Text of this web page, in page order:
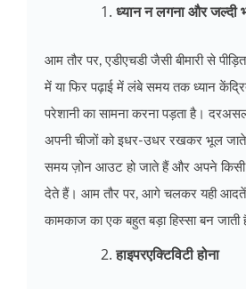
ध्यान न लगना और जल्दी
आम तौर पर, एडीएचडी जैसी बीमारी से
में या फिर पढ़ाई में लंबे समय तक ध्यान
परेशानी का सामना करना पड़ता है।
अपनी चीजों को इधर-उधर रखकर भूल जाते
समय ज़ोन आउट हो जाते हैं और अपने किसी
देते हैं। आम तौर पर, आगे चलकर यही आदतें
कामकाज का एक बहुत बड़ा हिस्सा बन जाती
हाइपरएक्टिविटी होना